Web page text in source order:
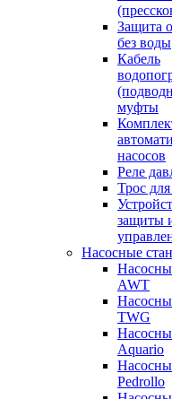
Защита
без воды
Кабель
муфты
насосов
Реле
Трос
защиты
Насосные
AWT
TWG
Aquario
Pedrollo